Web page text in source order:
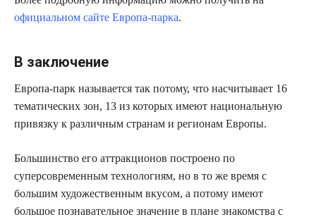
официальном сайте Европа-парка.
В заключение
Европа-парк называется так потому, что насчитывает 16
тематических зон, 13 из которых имеют национальную
привязку к различным странам и регионам Европы.
Большинство его аттракционов построено по
суперсовременным технологиям, но в то же время с
большим художественным вкусом, а потому имеют
большое познавательное значение в плане знакомства с